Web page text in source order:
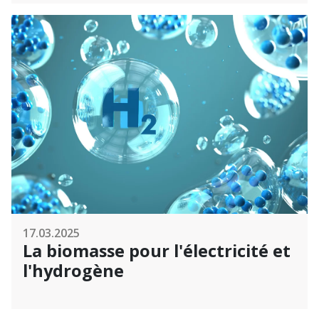
17.03.2025
La biomasse pour l'électricité et
l'hydrogène